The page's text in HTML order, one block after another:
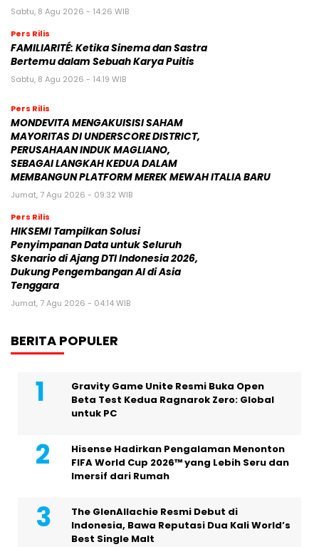
Sabtu, 8 Agu 2026 - 14:26 WIB
Pers Rilis
FAMILIARITÉ: Ketika Sinema dan Sastra
Bertemu dalam Sebuah Karya Puitis
Sabtu, 8 Agu 2026 - 14:19 WIB
Pers Rilis
MONDEVITA MENGAKUISISI SAHAM
MAYORITAS DI UNDERSCORE DISTRICT,
PERUSAHAAN INDUK MAGLIANO,
SEBAGAI LANGKAH KEDUA DALAM
MEMBANGUN PLATFORM MEREK MEWAH ITALIA BARU
Jumat, 7 Agu 2026 - 09:32 WIB
Pers Rilis
HIKSEMI Tampilkan Solusi
Penyimpanan Data untuk Seluruh
Skenario di Ajang DTI Indonesia 2026,
Dukung Pengembangan AI di Asia
Tenggara
Jumat, 7 Agu 2026 - 04:14 WIB
BERITA POPULER
Gravity Game Unite Resmi Buka Open
Beta Test Kedua Ragnarok Zero: Global
untuk PC
Hisense Hadirkan Pengalaman Menonton
FIFA World Cup 2026™ yang Lebih Seru dan
Imersif dari Rumah
The GlenAllachie Resmi Debut di
Indonesia, Bawa Reputasi Dua Kali World’s
Best Single Malt